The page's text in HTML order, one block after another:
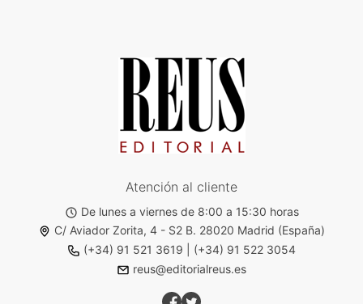
Atención al cliente
De lunes a viernes de 8:00 a 15:30 horas
C/ Aviador Zorita, 4 - S2 B. 28020 Madrid (España)
(+34) 91 521 3619
(+34) 91 522 3054
reus@editorialreus.es